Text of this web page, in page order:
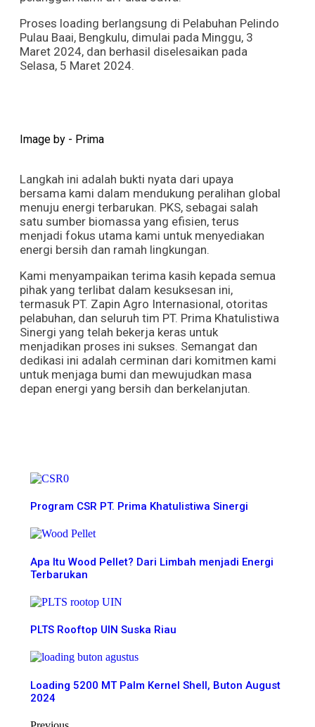
Proses loading berlangsung di Pelabuhan Pelindo
Pulau Baai, Bengkulu, dimulai pada Minggu, 3
Maret 2024, dan berhasil diselesaikan pada
Selasa, 5 Maret 2024.
Image by - Prima
Langkah ini adalah bukti nyata dari upaya
bersama kami dalam mendukung peralihan global
menuju energi terbarukan. PKS, sebagai salah
satu sumber biomassa yang efisien, terus
menjadi fokus utama kami untuk menyediakan
energi bersih dan ramah lingkungan.
Kami menyampaikan terima kasih kepada semua
pihak yang terlibat dalam kesuksesan ini,
termasuk PT. Zapin Agro Internasional, otoritas
pelabuhan, dan seluruh tim PT. Prima Khatulistiwa
Sinergi yang telah bekerja keras untuk
menjadikan proses ini sukses. Semangat dan
dedikasi ini adalah cerminan dari komitmen kami
untuk menjaga bumi dan mewujudkan masa
depan energi yang bersih dan berkelanjutan.
Program CSR PT. Prima Khatulistiwa Sinergi
Apa Itu Wood Pellet? Dari Limbah menjadi Energi
Terbarukan
PLTS Rooftop UIN Suska Riau
Loading 5200 MT Palm Kernel Shell, Buton August
2024